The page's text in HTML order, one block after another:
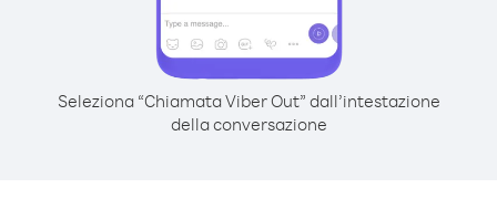
Seleziona “Chiamata Viber Out” dall’intestazione
della conversazione